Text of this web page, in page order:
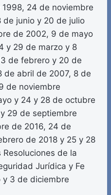
24 de noviembre
de junio y 20 de julio
de 2002, 9 de mayo
y 29 de marzo y 8
de febrero y 20 de
de abril de 2007, 8 de
de noviembre
y 24 y 28 de octubre
29 de septiembre
de 2016, 24 de
de 2018 y 25 y 28
de la
Jurídica y Fe
y 3 de diciembre